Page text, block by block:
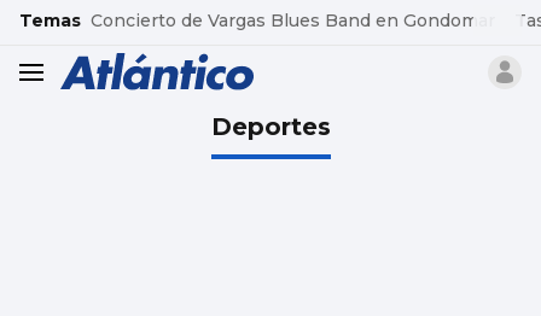
common.go-to-content
Temas Concierto de Vargas Blues Band en Gondomar
header.menu.open
Deportes